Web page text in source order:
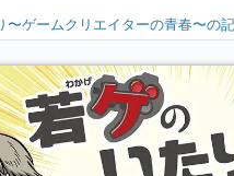
開く。業界の快男児・
『少年ジャンプ』色だ
り】
〜ゲームクリエイターの青春〜の